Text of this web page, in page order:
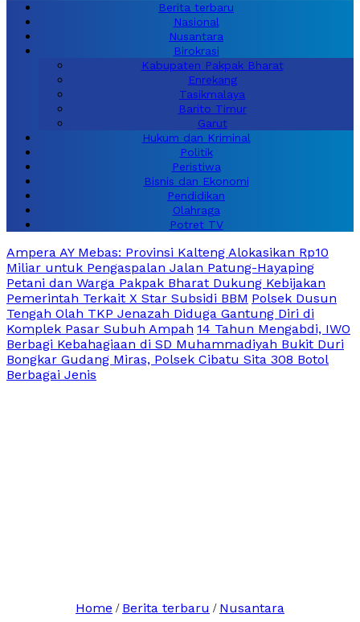
Berita terbaru
Nasional
Nusantara
Birokrasi
Kabupaten Pakpak Bharat
Enrekang
Tasikmalaya
Barito Timur
Garut
Hukum dan Kriminal
Politik
Peristiwa
Bisnis dan Ekonomi
Pendidikan
Olahraga
Potret TV
Ampera AY Mebas: Provinsi Kalteng Alokasikan Rp10
Miliar untuk Pengaspalan Jalan Patung-Hayaping
Petani dan Warga Pakpak Bharat Dukung Kebijakan
Pemerintah Terkait X Star Subsidi BBM Polsek Dusun
Tengah Olah TKP Jenazah Diduga Gantung Diri di
Komplek Pasar Subuh Ampah 14 Tahun Mengabdi, IWO
Berbagi Kebahagiaan di SD Muhammadiyah Bukit Duri
Bongkar Gudang Miras, Polsek Cibatu Sita 308 Botol
Berbagai Jenis
Home / Berita terbaru / Nusantara